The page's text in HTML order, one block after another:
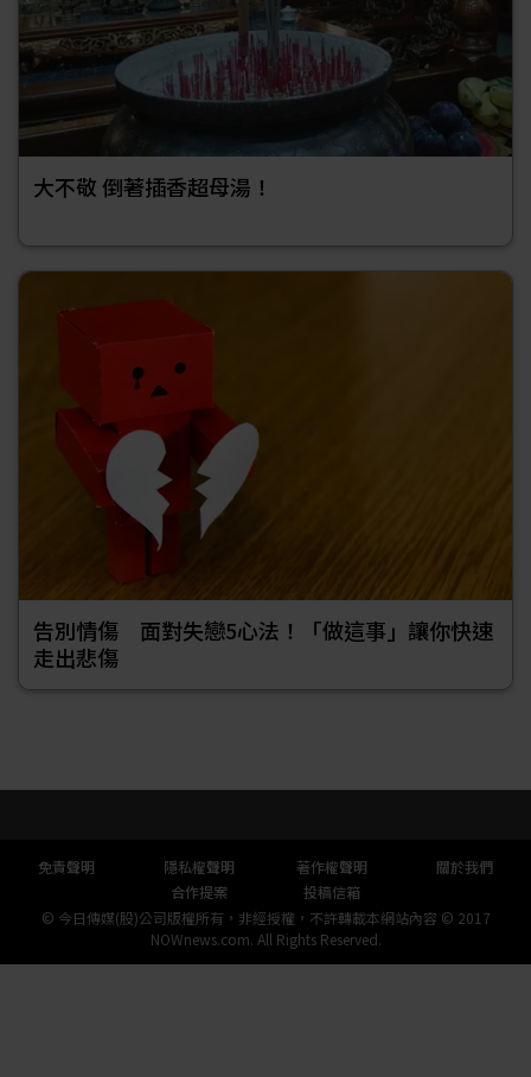
大不敬 倒著插香超母湯！
告別情傷 面對失戀5心法！「做這事」讓你快速
走出悲傷
© 今日傳媒(股)公司版權所有，非經授權，不許轉載本網站內容 © 2017
NOWnews.com. All Rights Reserved.
頁尾選單
免責聲明 隱私權聲明 著作權聲明
關於我們
合作提案
投稿信箱